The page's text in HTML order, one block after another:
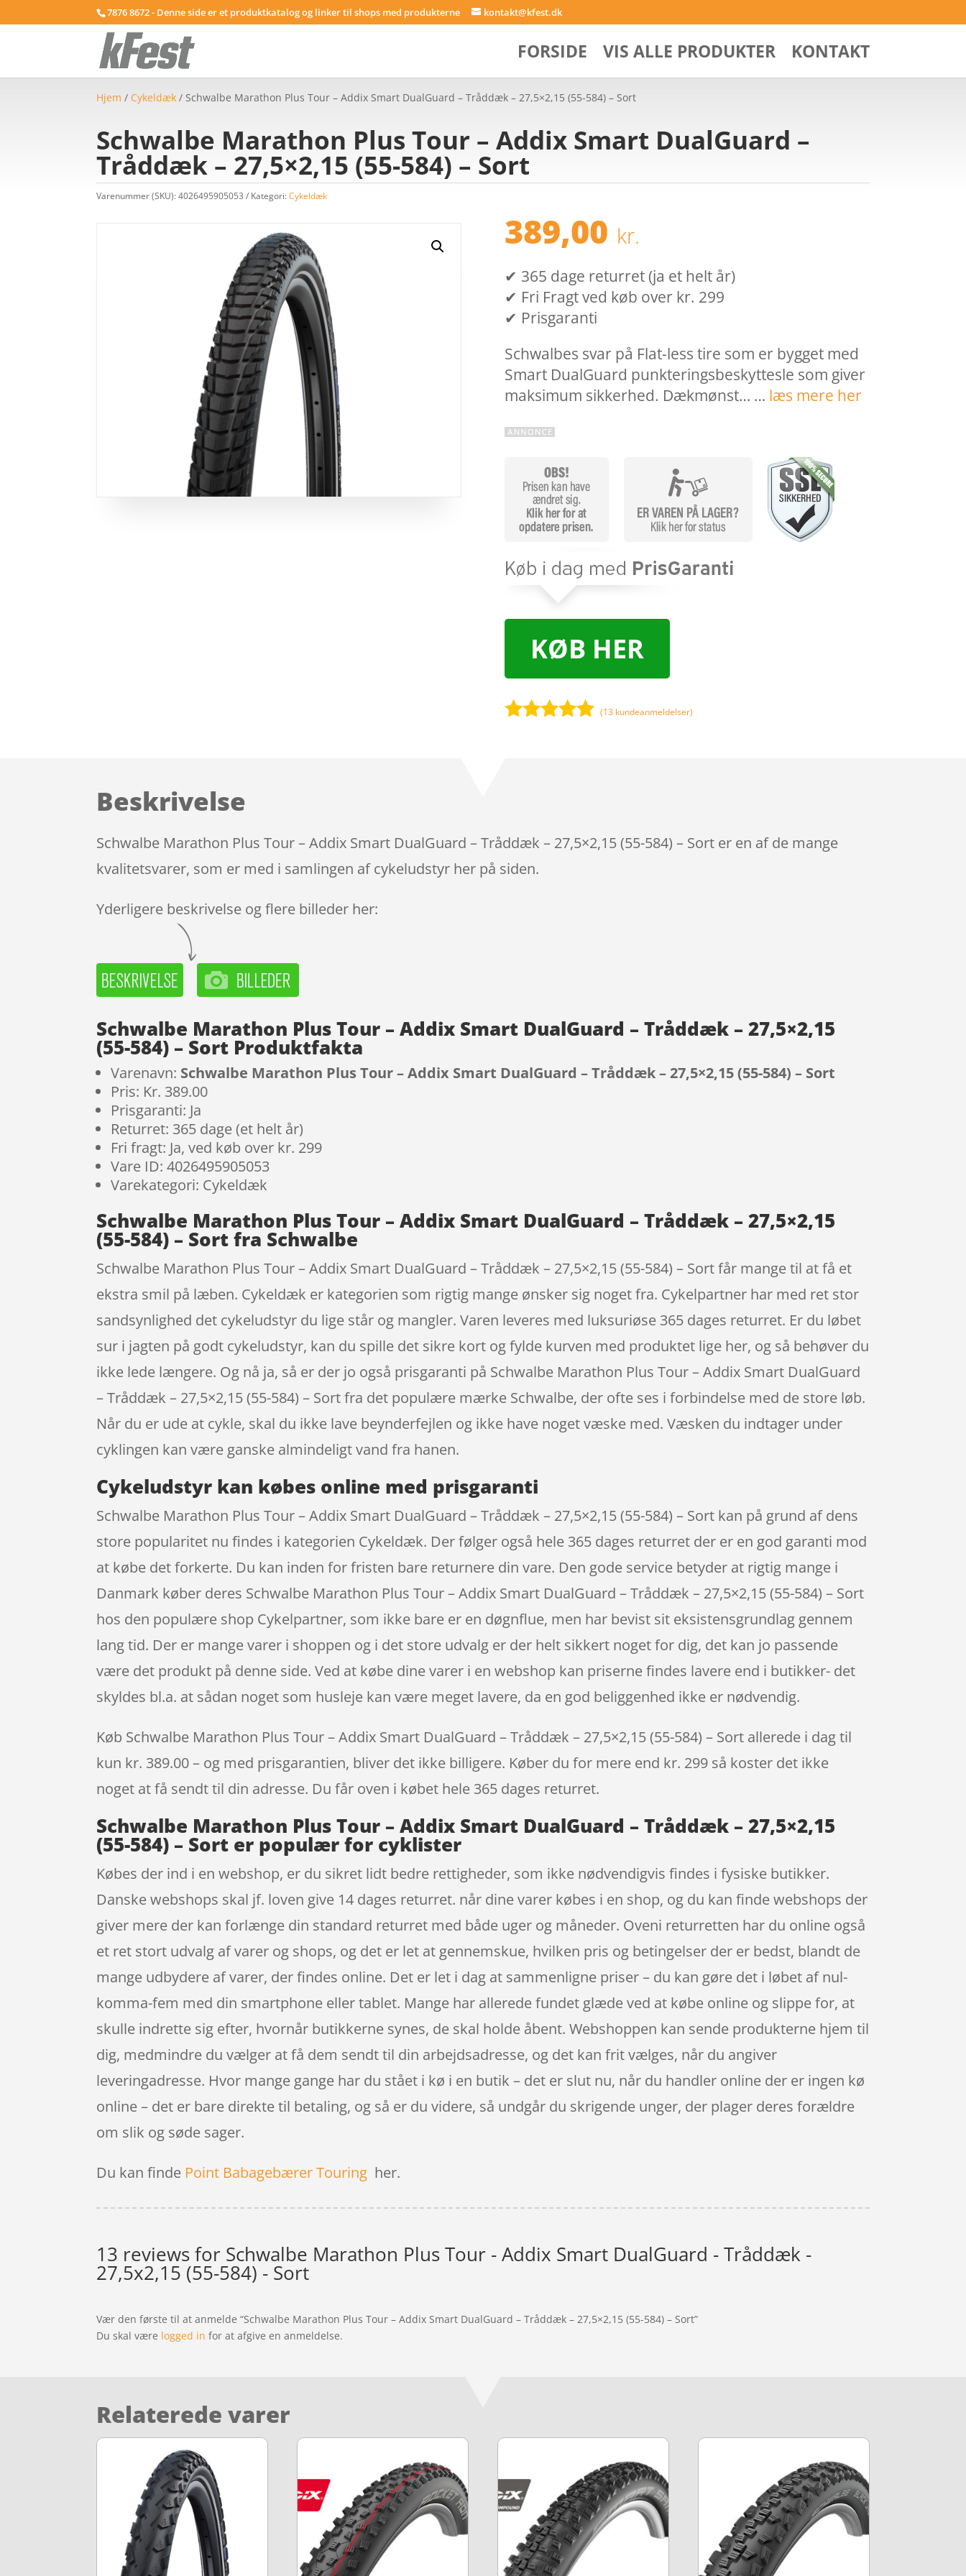
7876 8672 - Denne side er et produktkatalog og linker til shops med produkterne kontakt@kfest.dk
FORSIDE VIS ALLE PRODUKTER KONTAKT
Hjem / Cykeldæk / Schwalbe Marathon Plus Tour – Addix Smart DualGuard – Tråddæk – 27,5×2,15 (55-584) – Sort
Schwalbe Marathon Plus Tour – Addix Smart DualGuard –
Tråddæk – 27,5×2,15 (55-584) – Sort
Varenummer (SKU):4026495905053 Kategori:Cykeldæk
389,00 kr.
✔ 365 dage returret (ja et helt år)
✔ Fri Fragt ved køb over kr. 299
✔ Prisgaranti
Schwalbes svar på Flat-less tire som er bygget med
Smart DualGuard punkteringsbeskyttesle som giver
maksimum sikkerhed. Dækmønst… … læs mere her
KØB HER
(13 kundeanmeldelser)
Beskrivelse
Schwalbe Marathon Plus Tour – Addix Smart DualGuard – Tråddæk – 27,5×2,15 (55-584) – Sort er en af de mange
kvalitetsvarer, som er med i samlingen af cykeludstyr her på siden.
Yderligere beskrivelse og flere billeder her:
Schwalbe Marathon Plus Tour – Addix Smart DualGuard – Tråddæk – 27,5×2,15
(55-584) – Sort Produktfakta
Varenavn: Schwalbe Marathon Plus Tour – Addix Smart DualGuard – Tråddæk – 27,5×2,15 (55-584) – Sort
Pris: Kr. 389.00
Prisgaranti: Ja
Returret: 365 dage (et helt år)
Fri fragt: Ja, ved køb over kr. 299
Vare ID: 4026495905053
Varekategori: Cykeldæk
Schwalbe Marathon Plus Tour – Addix Smart DualGuard – Tråddæk – 27,5×2,15
(55-584) – Sort fra Schwalbe
Schwalbe Marathon Plus Tour – Addix Smart DualGuard – Tråddæk – 27,5×2,15 (55-584) – Sort får mange til at få et
ekstra smil på læben. Cykeldæk er kategorien som rigtig mange ønsker sig noget fra. Cykelpartner har med ret stor
sandsynlighed det cykeludstyr du lige står og mangler. Varen leveres med luksuriøse 365 dages returret. Er du løbet
sur i jagten på godt cykeludstyr, kan du spille det sikre kort og fylde kurven med produktet lige her, og så behøver du
ikke lede længere. Og nå ja, så er der jo også prisgaranti på Schwalbe Marathon Plus Tour – Addix Smart DualGuard
– Tråddæk – 27,5×2,15 (55-584) – Sort fra det populære mærke Schwalbe, der ofte ses i forbindelse med de store løb.
Når du er ude at cykle, skal du ikke lave beynderfejlen og ikke have noget væske med. Væsken du indtager under
cyklingen kan være ganske almindeligt vand fra hanen.
Cykeludstyr kan købes online med prisgaranti
Schwalbe Marathon Plus Tour – Addix Smart DualGuard – Tråddæk – 27,5×2,15 (55-584) – Sort kan på grund af dens
store popularitet nu findes i kategorien Cykeldæk. Der følger også hele 365 dages returret der er en god garanti mod
at købe det forkerte. Du kan inden for fristen bare returnere din vare. Den gode service betyder at rigtig mange i
Danmark køber deres Schwalbe Marathon Plus Tour – Addix Smart DualGuard – Tråddæk – 27,5×2,15 (55-584) – Sort
hos den populære shop Cykelpartner, som ikke bare er en døgnflue, men har bevist sit eksistensgrundlag gennem
lang tid. Der er mange varer i shoppen og i det store udvalg er der helt sikkert noget for dig, det kan jo passende
være det produkt på denne side. Ved at købe dine varer i en webshop kan priserne findes lavere end i butikker- det
skyldes bl.a. at sådan noget som husleje kan være meget lavere, da en god beliggenhed ikke er nødvendig.
Køb Schwalbe Marathon Plus Tour – Addix Smart DualGuard – Tråddæk – 27,5×2,15 (55-584) – Sort allerede i dag til
kun kr. 389.00 – og med prisgarantien, bliver det ikke billigere. Køber du for mere end kr. 299 så koster det ikke
noget at få sendt til din adresse. Du får oven i købet hele 365 dages returret.
Schwalbe Marathon Plus Tour – Addix Smart DualGuard – Tråddæk – 27,5×2,15
(55-584) – Sort er populær for cyklister
Købes der ind i en webshop, er du sikret lidt bedre rettigheder, som ikke nødvendigvis findes i fysiske butikker.
Danske webshops skal jf. loven give 14 dages returret. når dine varer købes i en shop, og du kan finde webshops der
giver mere der kan forlænge din standard returret med både uger og måneder. Oveni returretten har du online også
et ret stort udvalg af varer og shops, og det er let at gennemskue, hvilken pris og betingelser der er bedst, blandt de
mange udbydere af varer, der findes online. Det er let i dag at sammenligne priser – du kan gøre det i løbet af nul-
komma-fem med din smartphone eller tablet. Mange har allerede fundet glæde ved at købe online og slippe for, at
skulle indrette sig efter, hvornår butikkerne synes, de skal holde åbent. Webshoppen kan sende produkterne hjem til
dig, medmindre du vælger at få dem sendt til din arbejdsadresse, og det kan frit vælges, når du angiver
leveringadresse. Hvor mange gange har du stået i kø i en butik – det er slut nu, når du handler online der er ingen kø
online – det er bare direkte til betaling, og så er du videre, så undgår du skrigende unger, der plager deres forældre
om slik og søde sager.
Du kan finde Point Babagebærer Touring her.
13 reviews for Schwalbe Marathon Plus Tour - Addix Smart DualGuard - Tråddæk -
27,5x2,15 (55-584) - Sort
Vær den første til at anmelde “Schwalbe Marathon Plus Tour – Addix Smart DualGuard – Tråddæk – 27,5×2,15 (55-584) – Sort”
Du skal være logged in for at afgive en anmeldelse.
Relaterede varer